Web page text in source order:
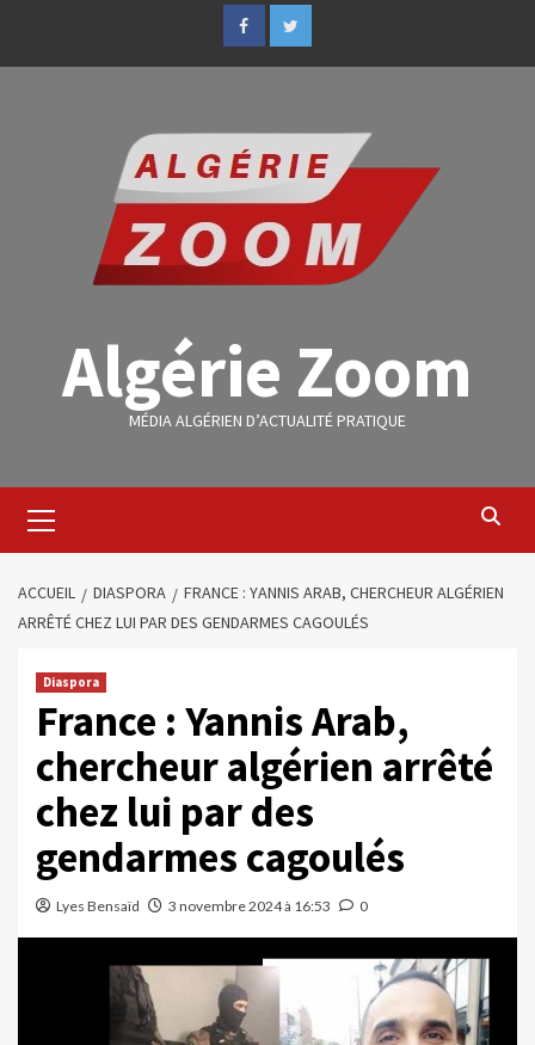
Algérie Zoom
MÉDIA ALGÉRIEN D’ACTUALITÉ PRATIQUE
ACCUEIL DIASPORA
FRANCE : YANNIS ARAB, CHERCHEUR ALGÉRIEN
ARRÊTÉ CHEZ LUI PAR DES GENDARMES CAGOULÉS
Diaspora
France : Yannis Arab,
chercheur algérien arrêté
chez lui par des
gendarmes cagoulés
Lyes Bensaïd 3 novembre 2024 à 16:53 0